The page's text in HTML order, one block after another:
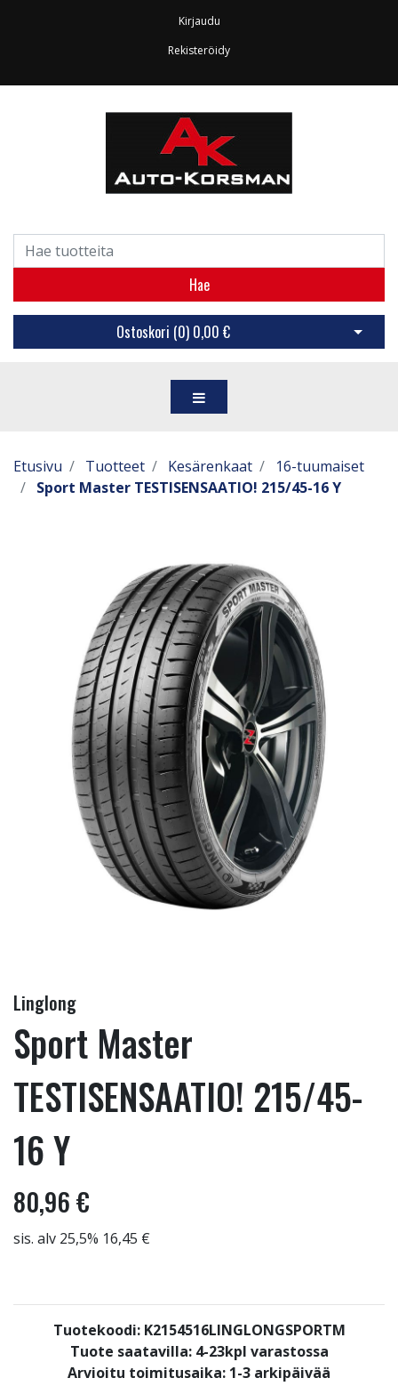
Kirjaudu
Rekisteröidy
Hae
Ostoskori (0) 0,00 € Avaa
Etusivu Tuotteet Kesärenkaat
16-tuumaiset
Sport Master TESTISENSAATIO! 215/45-16 Y
Linglong
Sport Master
TESTISENSAATIO! 215/45-
16 Y
80,96 €
sis. alv 25,5% 16,45 €
Tuotekoodi: K2154516LINGLONGSPORTM
Tuote saatavilla: 4-23kpl varastossa
Arvioitu toimitusaika: 1-3 arkipäivää